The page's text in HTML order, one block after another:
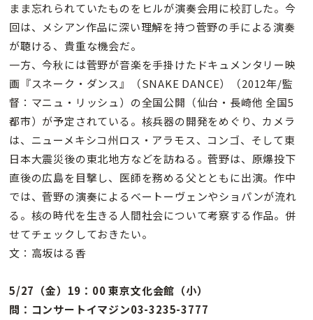
まま忘れられていたものをヒルが演奏会用に校訂した。今
回は、メシアン作品に深い理解を持つ菅野の手による演奏
が聴ける、貴重な機会だ。
一方、今秋には菅野が音楽を手掛けたドキュメンタリー映
画『スネーク・ダンス』（SNAKE DANCE）（2012年/監
督：マニュ・リッシュ）の全国公開（仙台・長崎他 全国5
都市）が予定されている。核兵器の開発をめぐり、カメラ
は、ニューメキシコ州ロス・アラモス、コンゴ、そして東
日本大震災後の東北地方などを訪ねる。菅野は、原爆投下
直後の広島を目撃し、医師を務める父とともに出演。作中
では、菅野の演奏によるベートーヴェンやショパンが流れ
る。核の時代を生きる人間社会について考察する作品。併
せてチェックしておきたい。
文：高坂はる香
5/27（金）19：00 東京文化会館（小）
問：コンサートイマジン03-3235-3777